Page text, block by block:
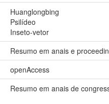
Huanglongbing
Psilídeo
Inseto-vetor
Resumo em anais e
openAccess
Resumo em anais de